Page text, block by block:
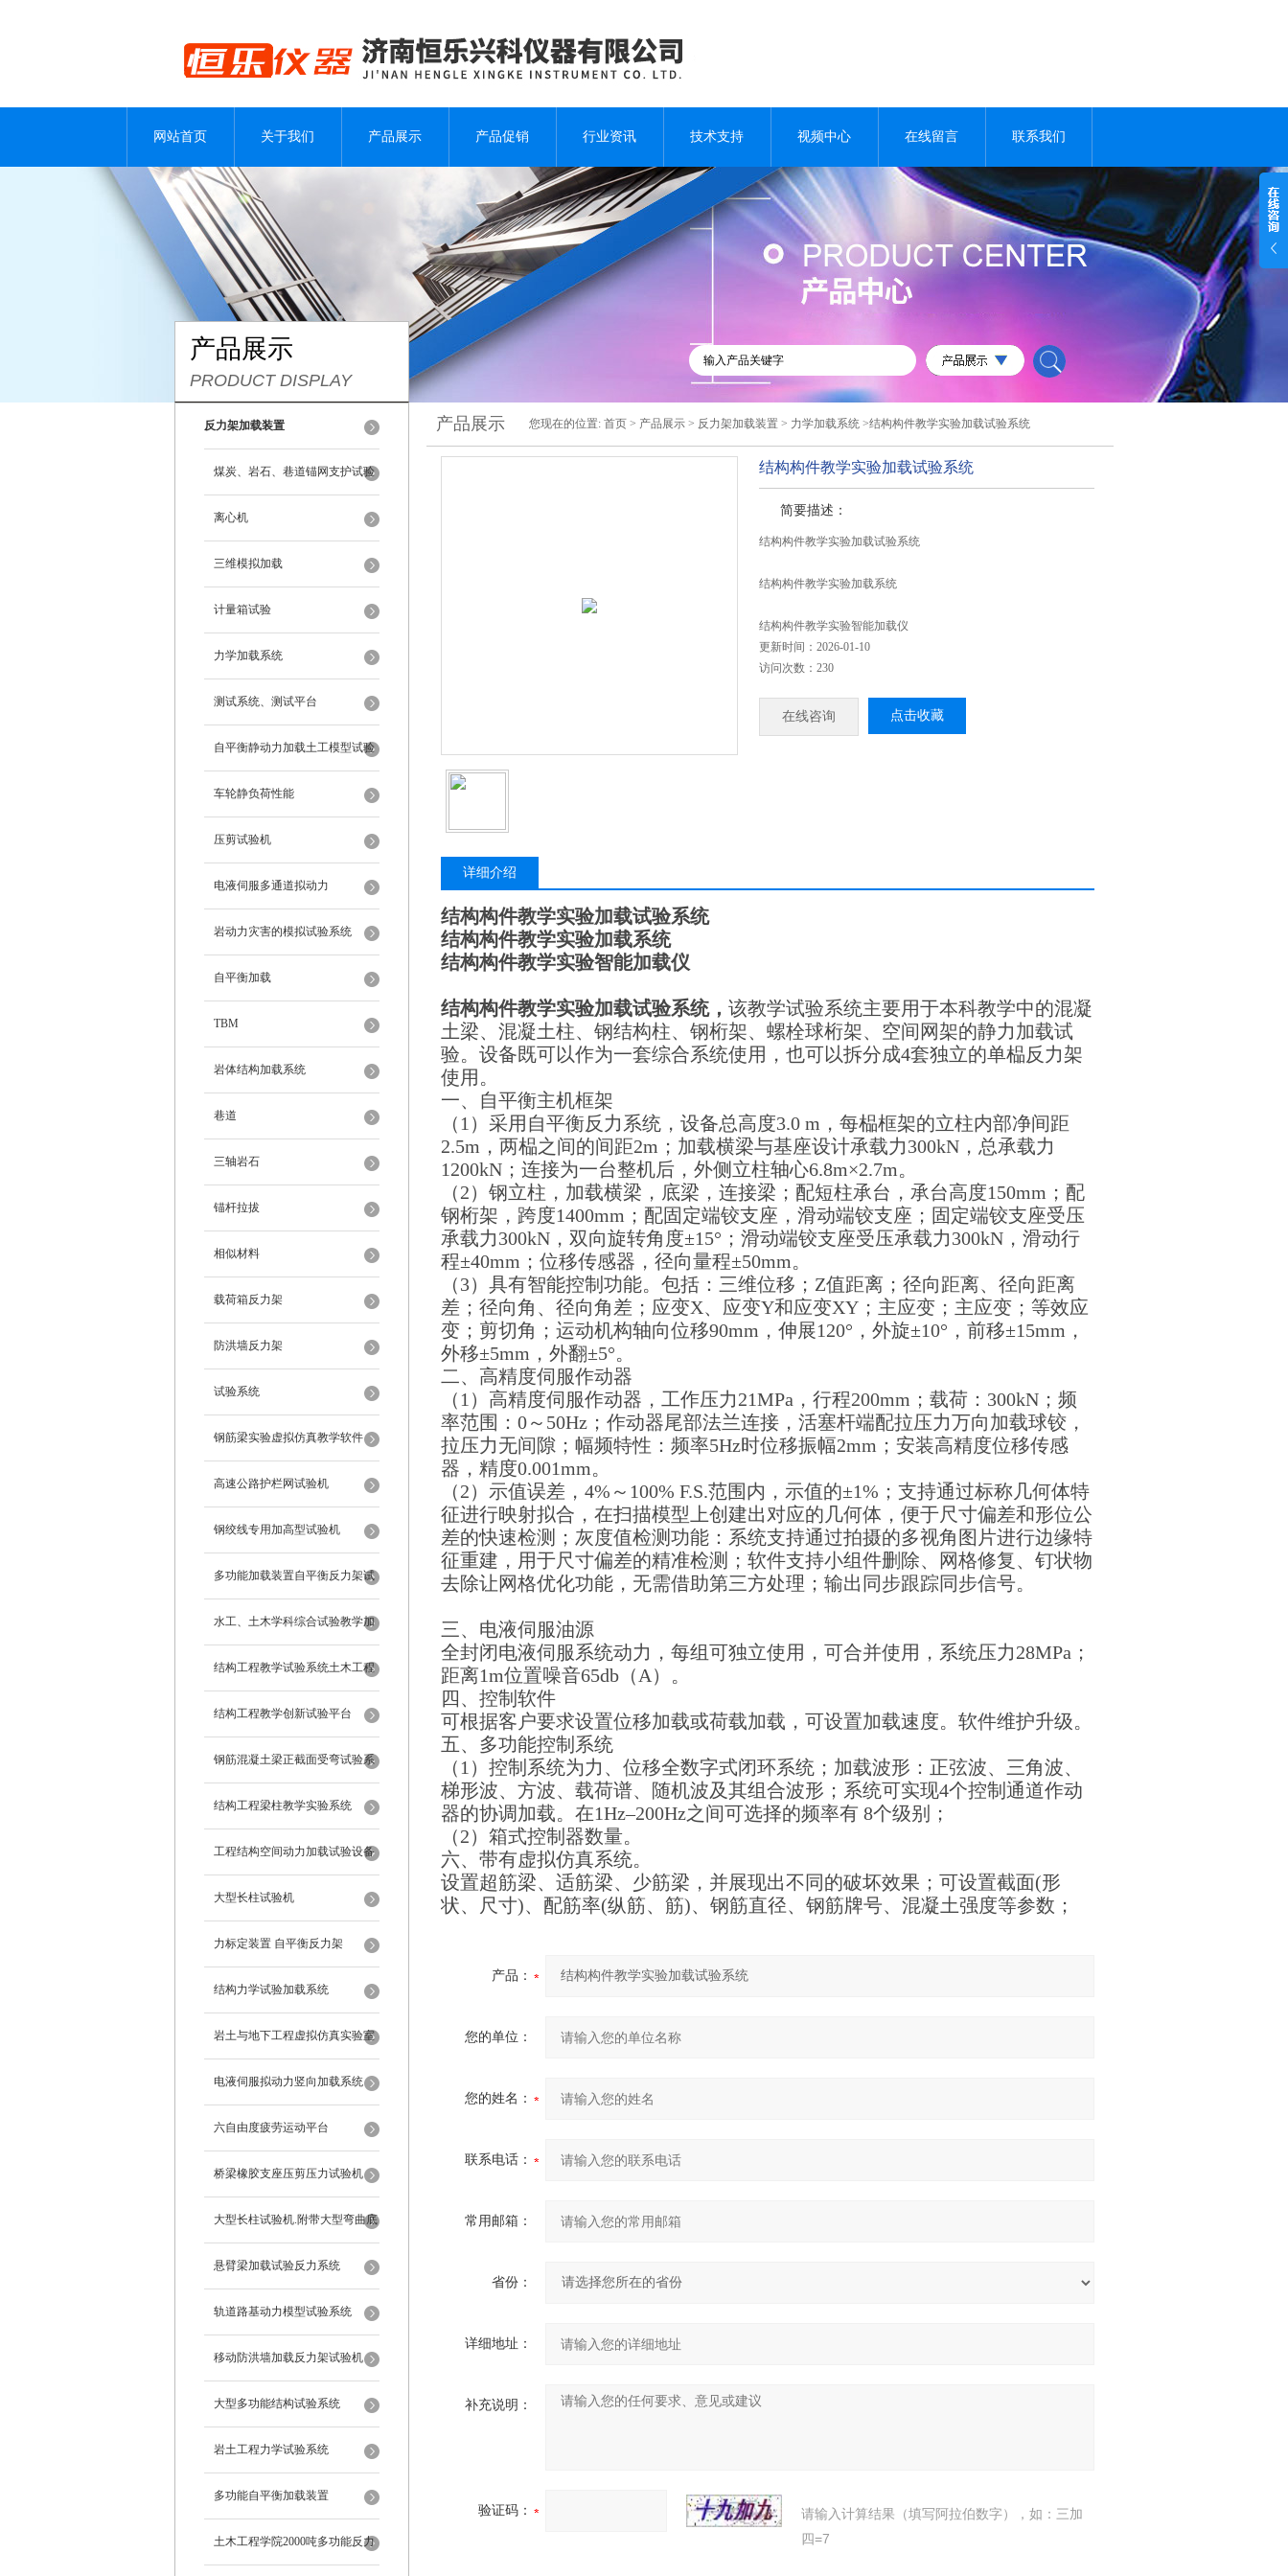
网站首页 关于我们 产品展示 产品促销 行业资讯 技术支持 视频中心 在线留言 联系我们
产品展示
PRODUCT DISPLAY
反力架加载装置
煤炭、岩石、巷道锚网支护试验
离心机
三维模拟加载
计量箱试验
力学加载系统
测试系统、测试平台
自平衡静动力加载土工模型试验
系统
车轮静负荷性能
压剪试验机
电液伺服多通道拟动力
岩动力灾害的模拟试验系统
自平衡加载
TBM
岩体结构加载系统
巷道
三轴岩石
锚杆拉拔
相似材料
载荷箱反力架
防洪墙反力架
试验系统
钢筋梁实验虚拟仿真教学软件
高速公路护栏网试验机
钢绞线专用加高型试验机
多功能加载装置自平衡反力架试
验系统
水工、土木学科综合试验教学加
载系统
结构工程教学试验系统土木工程
试验设备
结构工程教学创新试验平台
钢筋混凝土梁正截面受弯试验系
统
结构工程梁柱教学实验系统
工程结构空间动力加载试验设备
反力框架
大型长柱试验机
力标定装置 自平衡反力架
结构力学试验加载系统
岩土与地下工程虚拟仿真实验室
电液伺服拟动力竖向加载系统
六自由度疲劳运动平台
桥梁橡胶支座压剪压力试验机
大型长柱试验机.附带大型弯曲底
座
悬臂梁加载试验反力系统
轨道路基动力模型试验系统
移动防洪墙加载反力架试验机
大型多功能结构试验系统
岩土工程力学试验系统
多功能自平衡加载装置
土木工程学院2000吨多功能反力
产品展示 您现在的位置: 首页 > 产品展示 > 反力架加载装置 > 力学加载系统 >结构构件教学实验加载试验系统
结构构件教学实验加载试验系统
简要描述：
结构构件教学实验加载试验系统
结构构件教学实验加载系统
结构构件教学实验智能加载仪
更新时间：2026-01-10
访问次数：230
在线咨询 点击收藏
详细介绍
结构构件教学实验加载试验系统
结构构件教学实验加载系统
结构构件教学实验智能加载仪
结构构件教学实验加载试验系统， 该教学试验系统主要用于本科教学中的混凝
土梁、混凝土柱、钢结构柱、钢桁架、螺栓球桁架、空间网架的静力加载试
验。设备既可以作为一套综合系统使用，也可以拆分成4套独立的单榀反力架
使用。
一、自平衡主机框架
（1）采用自平衡反力系统，设备总高度3.0 m，每榀框架的立柱内部净间距
2.5m，两榀之间的间距2m；加载横梁与基座设计承载力300kN，总承载力
1200kN；连接为一台整机后，外侧立柱轴心6.8m×2.7m。
（2）钢立柱，加载横梁，底梁，连接梁；配短柱承台，承台高度150mm；配
钢桁架，跨度1400mm；配固定端铰支座，滑动端铰支座；固定端铰支座受压
承载力300kN，双向旋转角度±15°；滑动端铰支座受压承载力300kN，滑动行
程±40mm；位移传感器，径向量程±50mm。
（3）具有智能控制功能。包括：三维位移；Z值距离；径向距离、径向距离
差；径向角、径向角差；应变X、应变Y和应变XY；主应变；主应变；等效应
变；剪切角；运动机构轴向位移90mm，伸展120°，外旋±10°，前移±15mm，
外移±5mm，外翻±5°。
二、高精度伺服作动器
（1）高精度伺服作动器，工作压力21MPa，行程200mm；载荷：300kN；频
率范围：0～50Hz；作动器尾部法兰连接，活塞杆端配拉压力万向加载球铰，
拉压力无间隙；幅频特性：频率5Hz时位移振幅2mm；安装高精度位移传感
器，精度0.001mm。
（2）示值误差，4%～100% F.S.范围内，示值的±1%；支持通过标称几何体特
征进行映射拟合，在扫描模型上创建出对应的几何体，便于尺寸偏差和形位公
差的快速检测；灰度值检测功能：系统支持通过拍摄的多视角图片进行边缘特
征重建，用于尺寸偏差的精准检测；软件支持小组件删除、网格修复、钉状物
去除让网格优化功能，无需借助第三方处理；输出同步跟踪同步信号。
三、电液伺服油源
全封闭电液伺服系统动力，每组可独立使用，可合并使用，系统压力28MPa；
距离1m位置噪音65db（A）。
四、控制软件
可根据客户要求设置位移加载或荷载加载，可设置加载速度。软件维护升级。
五、多功能控制系统
（1）控制系统为力、位移全数字式闭环系统；加载波形：正弦波、三角波、
梯形波、方波、载荷谱、随机波及其组合波形；系统可实现4个控制通道作动
器的协调加载。在1Hz–200Hz之间可选择的频率有 8个级别；
（2）箱式控制器数量。
六、带有虚拟仿真系统。
设置超筋梁、适筋梁、少筋梁，并展现出不同的破坏效果；可设置截面(形
状、尺寸)、配筋率(纵筋、筋)、钢筋直径、钢筋牌号、混凝土强度等参数；
产品：
您的单位：
您的姓名：
联系电话：
常用邮箱：
省份：
详细地址：
补充说明：
验证码：
请输入计算结果（填写阿拉伯数字），如：三加
四=7